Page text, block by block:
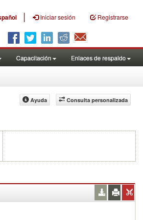
| Iniciar sesión Registrarse
Capacitación Enlaces de respaldo
Consulta personalizada
Ayuda